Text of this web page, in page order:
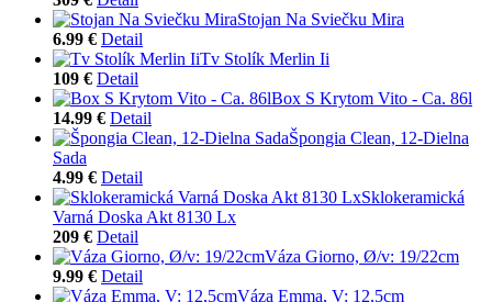
Stojan Na Sviečku Mira
6.99 € Detail
Tv Stolík Merlin Ii
109 € Detail
Box S Krytom Vito - Ca. 86l
14.99 € Detail
Špongia Clean, 12-Dielna
Sada
4.99 € Detail
Sklokeramická
Varná Doska Akt 8130 Lx
209 € Detail
Váza Giorno, Ø/v: 19/22cm
9.99 € Detail
Váza Emma, V: 12,5cm